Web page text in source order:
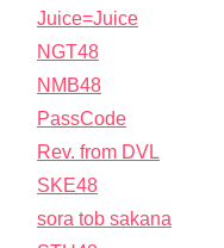
Juice=Juice
NGT48
NMB48
PassCode
Rev. from DVL
SKE48
sora tob sakana